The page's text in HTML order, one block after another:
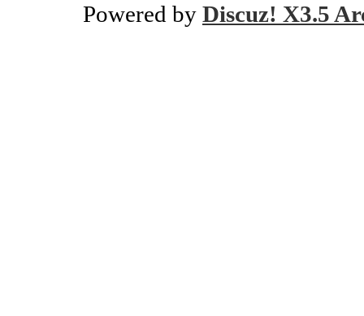
Powered by Discuz! X3.5